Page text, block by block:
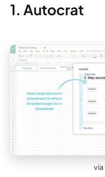
1. Autocrat
via